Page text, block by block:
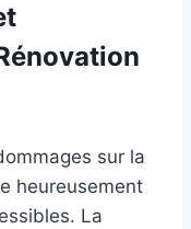
sur la
heureusement
La